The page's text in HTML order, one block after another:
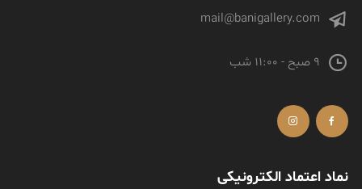
mail@banigallery.com
9 صبح - 11:00 شب
نماد اعتماد الکترونیکی